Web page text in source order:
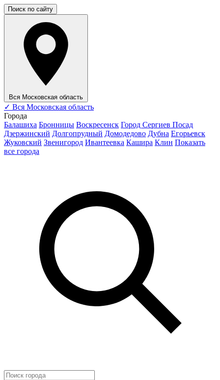
Поиск по сайту
Вся Московская область
✓ Вся Московская область
Города
Балашиха Бронницы Воскресенск Город Сергиев Посад
Дзержинский Долгопрудный Домодедово Дубна Егорьевск
Жуковский Звенигород Ивантеевка Кашира Клин Показать
все города